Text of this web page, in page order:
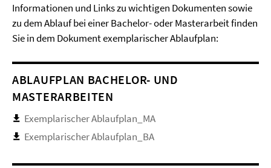
Informationen und Links zu wichtigen Dokumenten sowie
zu dem Ablauf bei einer Bachelor- oder Masterarbeit finden
Sie in dem Dokument exemplarischer Ablaufplan:
ABLAUFPLAN BACHELOR- UND
MASTERARBEITEN
Exemplarischer Ablaufplan_MA
Exemplarischer Ablaufplan_BA